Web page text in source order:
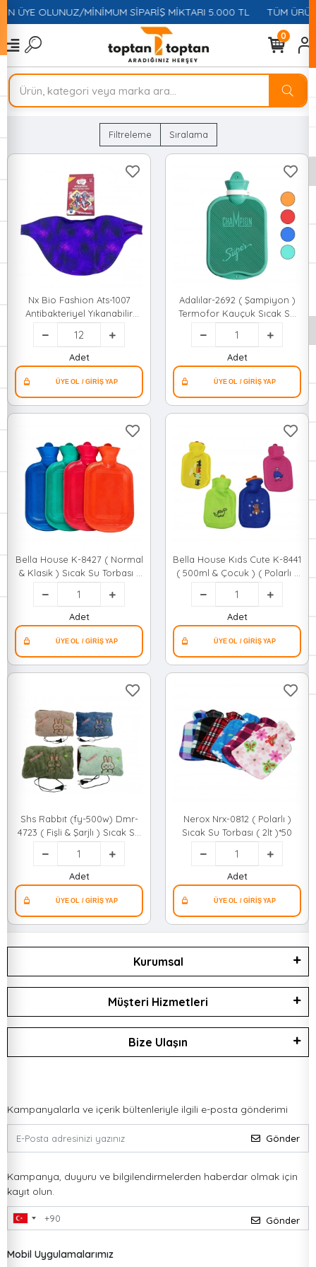
ÜYE OLUNUZ/MİNİMUM SİPARİŞ MİKTARI 5.000 TL TÜM
0
Filtreleme Sıralama
Nx Bio Fashion Ats-1007
Antibakteriyel Yıkanabilir
Kışlık Maske Renkli Desenli
Kumaş*12x22
Adet
Adalılar-2692 ( Şampiyon )
Termofor Kauçuk Sıcak Su
Torbası*25
Adet
Bella House K-8427 ( Normal
& Klasik ) Sıcak Su Torbası (
2lt ) ( Max=50℃)*60
Adet
Bella House Kıds Cute K-8441
( 500ml & Çocuk ) ( Polarlı )
Sıcak Su Torbası*100
Adet
Shs Rabbıt (fy-500w) Dmr-
4723 ( Fişli & Şarjlı ) Sıcak Su
Torbası (polar & Kadife
Kumaş &hayvan Nakışlı )*100
Adet
Nerox Nrx-0812 ( Polarlı )
Sıcak Su Torbası ( 2lt )*50
Adet
Kurumsal
Müşteri Hizmetleri
Bize Ulaşın
Kampanyalarla ve içerik bültenleriyle ilgili e-posta gönderimi
Gönder
Kampanya, duyuru ve bilgilendirmelerden haberdar olmak için
kayıt olun.
Gönder
Mobil Uygulamalarımız